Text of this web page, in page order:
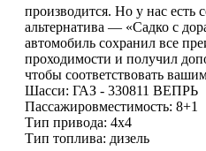
производится. Но у нас есть
альтернатива — «Садко с
автомобиль сохранил все
проходимости и получил
чтобы соответствовать
Шасси: ГАЗ - 330811 ВЕПРЬ
Пассажировместимость: 8+1
Тип привода: 4х4
Тип топлива: дизель